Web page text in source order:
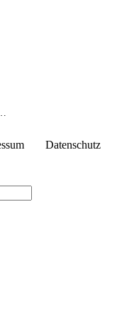
Datenschutz